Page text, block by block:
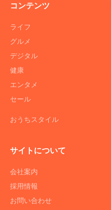
コンテンツ
ライフ
グルメ
デジタル
健康
エンタメ
セール
おうちスタイル
サイトについて
会社案内
採用情報
お問い合わせ